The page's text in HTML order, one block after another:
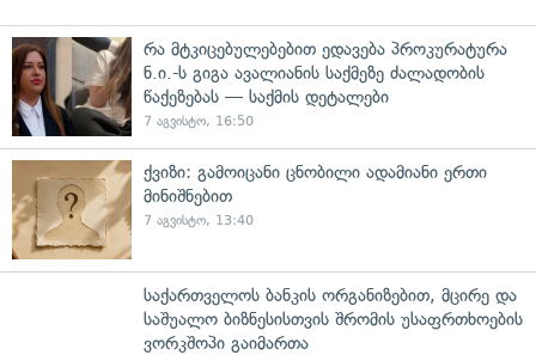
რა მტკიცებულებებით ედავება პროკურატურა
ნ.ი.-ს გიგა ავალიანის საქმეზე ძალადობის
წაქეზებას — საქმის დეტალები
7 აგვისტო, 16:50
ქვიზი: გამოიცანი ცნობილი ადამიანი ერთი
მინიშნებით
7 აგვისტო, 13:40
საქართველოს ბანკის ორგანიზებით, მცირე და
საშუალო ბიზნესისთვის შრომის უსაფრთხოების
ვორკშოპი გაიმართა